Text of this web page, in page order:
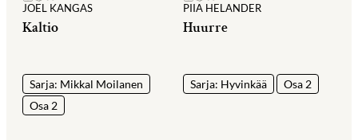
JOEL KANGAS
Kaltio
Sarja: Mikkal Moilanen
Osa 2
PIIA HELANDER
Huurre
Sarja: Hyvinkää Osa 2